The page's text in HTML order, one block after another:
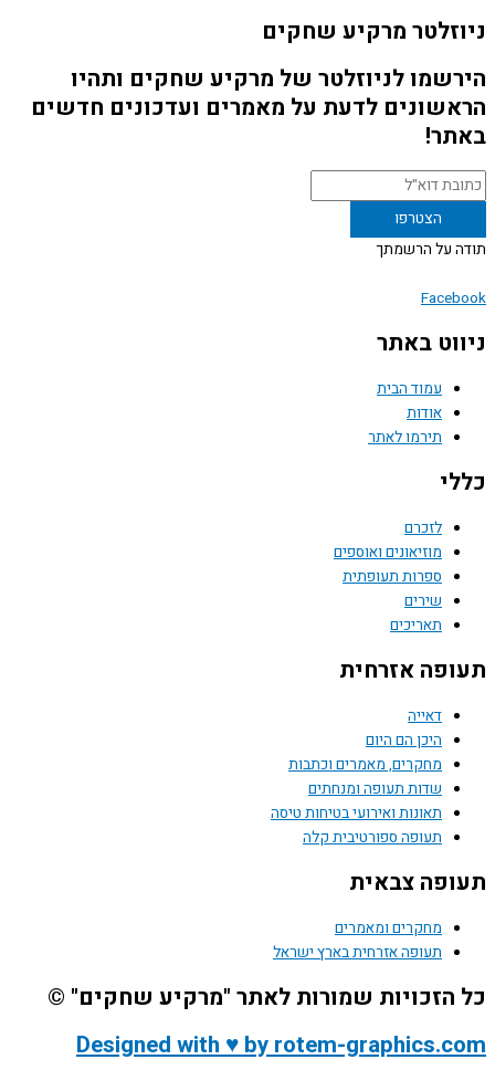
מרקיע שחקים
לניוזלטר של מרקיע שחקים ותהיו
לדעת על מאמרים ועדכונים חדשים
על הרשמתך
באתר
עמוד הבית
אודות
תירמו לאתר
לזכרם
מוזיאונים ואוספים
ספרות תעופתית
שירים
תאריכים
אזרחית
דאייה
היכן הם היום
מחקרים, מאמרים וכתבות
שדות תעופה ומנחתים
תאונות ואירועי בטיחות טיסה
תעופה ספורטיבית קלה
צבאית
מחקרים ומאמרים
תעופה אזרחית בארץ ישראל
שמורות לאתר "מרקיע שחקים" ©
Designed with ♥ by rotem-